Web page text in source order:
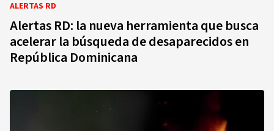
ALERTAS RD
Alertas RD: la nueva herramienta que busca
acelerar la búsqueda de desaparecidos en
República Dominicana